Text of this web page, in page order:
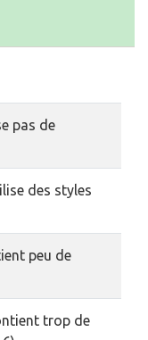
pas de
des styles
peu de
trop de